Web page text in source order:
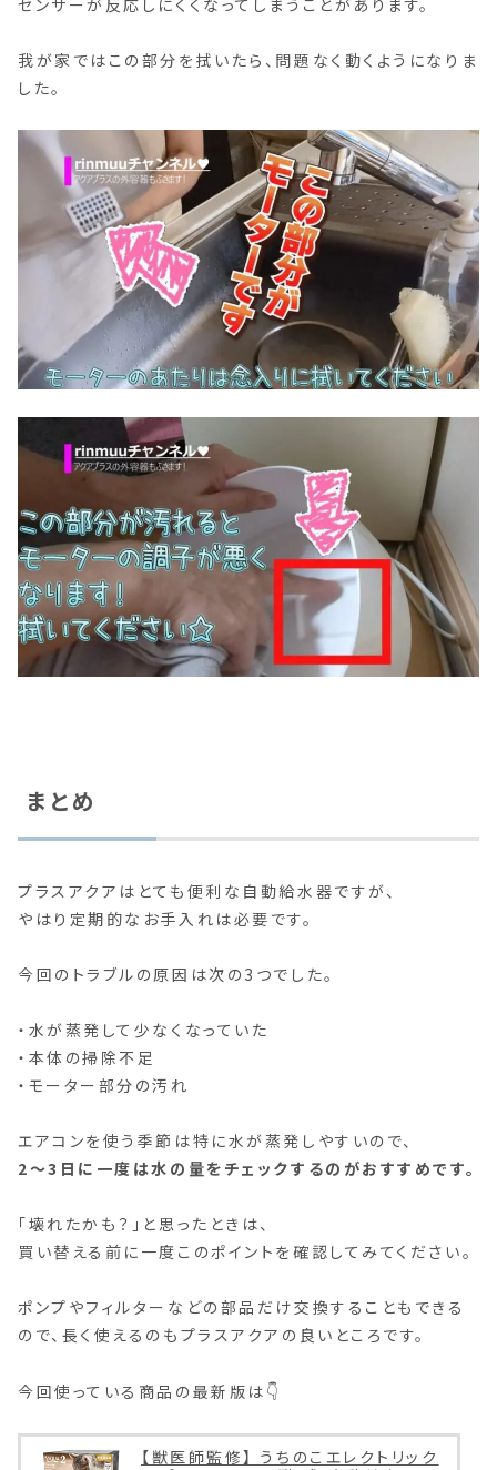
我が家ではこの部分を拭いたら、問題なく動くようになりま
した。
まとめ
プラスアクアはとても便利な自動給水器ですが、
やはり定期的なお手入れは必要です。
今回のトラブルの原因は次の3つでした。
・水が蒸発して少なくなっていた
・本体の掃除不足
・モーター部分の汚れ
エアコンを使う季節は特に水が蒸発しやすいので、
2〜3日に一度は水の量をチェックするのがおすすめです。
「壊れたかも？」と思ったときは、
買い替える前に一度このポイントを確認してみてください。
ポンプやフィルターなどの部品だけ交換することもできる
ので、長く使えるのもプラスアクアの良いところです。
今回使っている商品の最新版は👇
【獣医師監修】 うちのこエレクトリック